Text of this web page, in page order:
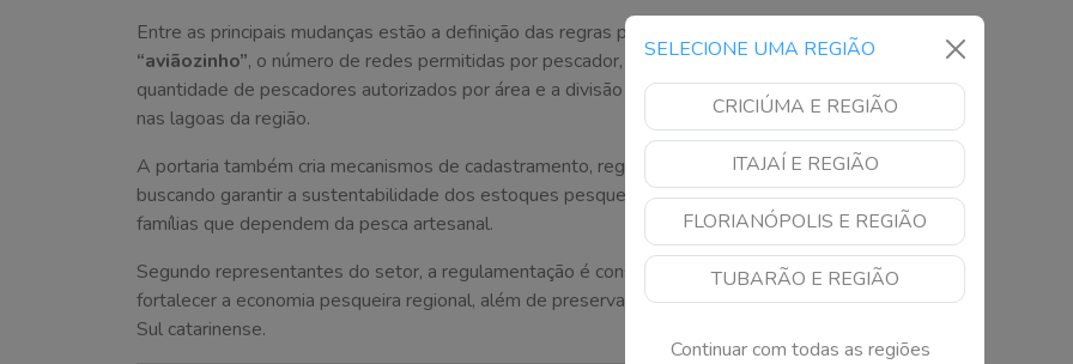
SELECIONE UMA REGIÃO
CRICIÚMA E REGIÃO
ITAJAÍ E REGIÃO
FLORIANÓPOLIS E REGIÃO
TUBARÃO E REGIÃO
Continuar com todas as regiões
Entre as principais mudanças estão a definição das regras para o uso da rede conhecida como
“aviãozinho”, o número de redes permitidas por pescador, o tamanho mínimo dos camarões, a
quantidade de pescadores autorizados por área e a divisão da atividade em25 polígonos de pesca
nas lagoas da região.
A portaria também cria mecanismos de cadastramento, registro e monitoramento da atividade,
buscando garantir a sustentabilidade dos estoques pesqueiros e oferecer mais segurança jurídica às
famílias que dependem da pesca artesanal.
Segundo representantes do setor, a regulamentação é considerada uma conquista histórica e deve
fortalecer a economia pesqueira regional, além de preservar uma das atividades mais tradicionais do
Sul catarinense.